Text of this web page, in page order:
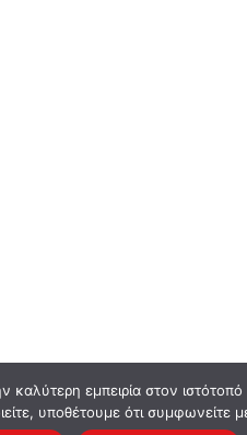
καλύτερη εμπειρία στον
υποθέτουμε ότι συμφωνείτε